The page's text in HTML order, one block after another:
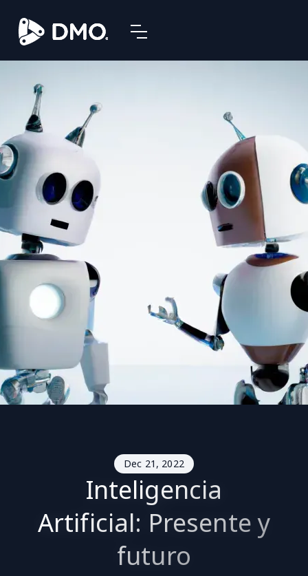
Dec 21, 2022
Inteligencia
Artificial: Presente y
futuro